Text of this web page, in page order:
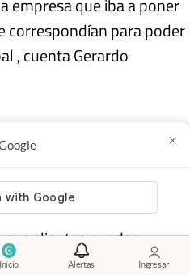
Inicio Alertas Ingresar
×
empresa que iba a poner
correspondían para poder
, cuenta Gerardo
en el espacio que
90 minutos. Su
que permitan obtener
que pasa para que, a
clientes puedan
y tomar mejores